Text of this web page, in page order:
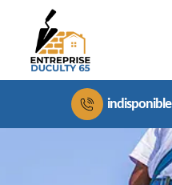
indisponible